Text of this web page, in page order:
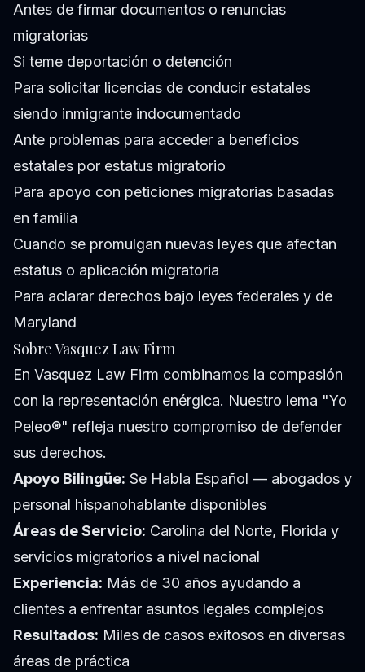
Antes de firmar documentos o renuncias
migratorias
Si teme deportación o detención
Para solicitar licencias de conducir estatales
siendo inmigrante indocumentado
Ante problemas para acceder a beneficios
estatales por estatus migratorio
Para apoyo con peticiones migratorias basadas
en familia
Cuando se promulgan nuevas leyes que afectan
estatus o aplicación migratoria
Para aclarar derechos bajo leyes federales y de
Maryland
Sobre Vasquez Law Firm
En Vasquez Law Firm combinamos la compasión
con la representación enérgica. Nuestro lema "Yo
Peleo®" refleja nuestro compromiso de defender
sus derechos.
Apoyo Bilingüe: Se Habla Español — abogados y
personal hispanohablante disponibles
Áreas de Servicio: Carolina del Norte, Florida y
servicios migratorios a nivel nacional
Experiencia: Más de 30 años ayudando a
clientes a enfrentar asuntos legales complejos
Resultados: Miles de casos exitosos en diversas
áreas de práctica